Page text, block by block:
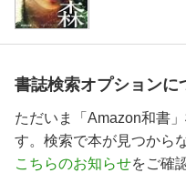
書誌検索オプションに
ただいま「Amazon和書
す。検索で本が見つから
こちらのお知らせをご確